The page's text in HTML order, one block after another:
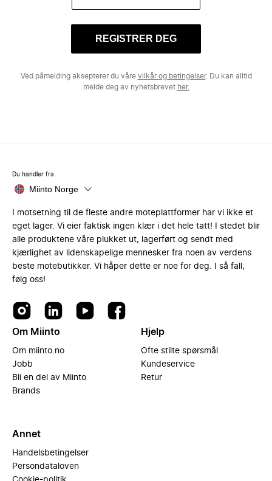
REGISTRER DEG
Ved påmelding aksepterer du våre vilkår og betingelser. Du kan alltid
melde deg av nyhetsbrevet her.
Du handler fra
Miinto Norge
I motsetning til de fleste andre moteplattformer har vi ikke et
eget lager. Vi eier faktisk ingen klær i det hele tatt! I stedet blir
alle produktene våre plukket ut, lagerført og sendt med
kjærlighet av lidenskapelige mennesker fra noen av verdens
beste motebutikker. Vi håper dette er noe for deg. I så fall,
følg oss!
Om Miinto
Om miinto.no
Jobb
Bli en del av Miinto
Brands
Hjelp
Ofte stilte spørsmål
Kundeservice
Retur
Annet
Handelsbetingelser
Persondataloven